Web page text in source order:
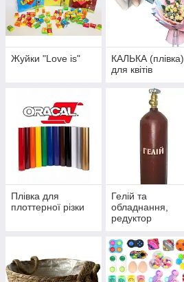
Жуйки "Love is"
КАЛЬКА (плівка)
для квітів
Плівка для
плоттерної різки
Гелій та
обладнання,
редуктор